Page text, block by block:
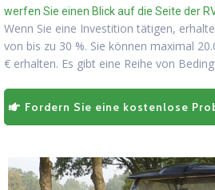
werfen Sie einen Blick auf die Seite der
Wenn Sie eine Investition tätigen,
von bis zu 30 %. Sie können maximal
€ erhalten. Es gibt eine Reihe von
Fordern Sie eine kostenlose